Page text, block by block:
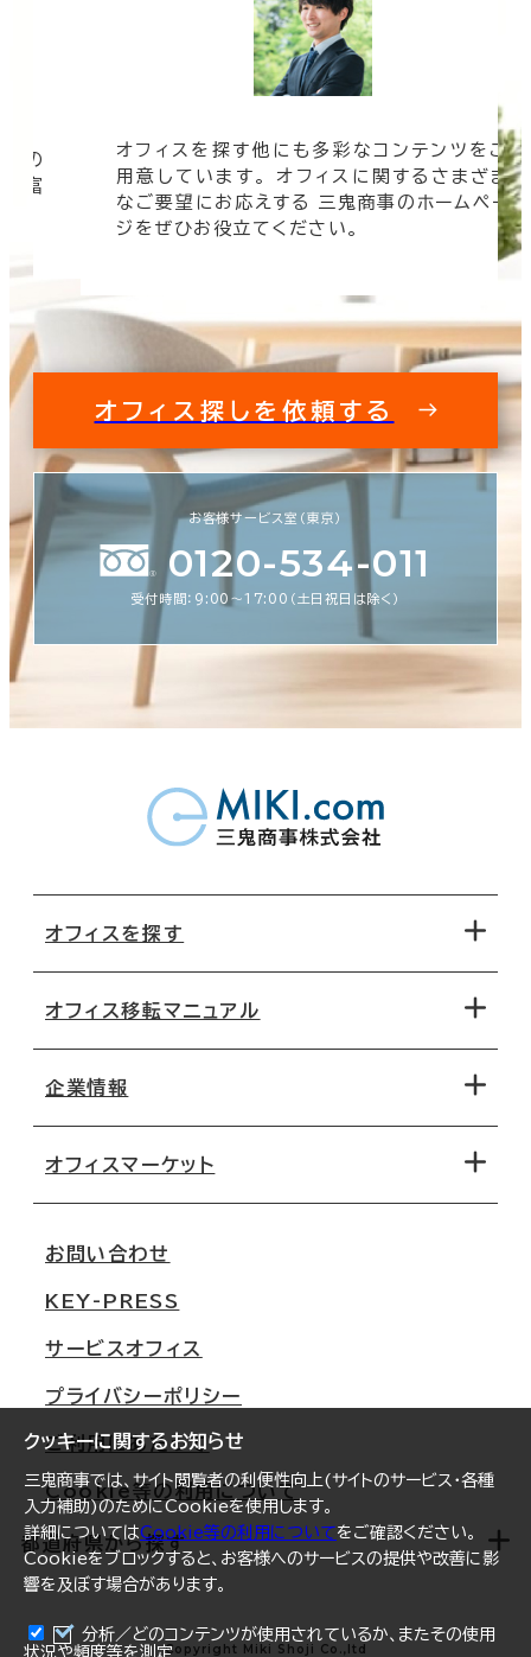
クッキーに関するお知らせ
三鬼商事では、サイト閲覧者の利便性向上(サイトのサービス・各種
入力補助)のためにCookieを使用します。
詳細についてはCookie等の利用についてをご確認ください。
Cookieをブロックすると、お客様へのサービスの提供や改善に影
響を及ぼす場合があります。
分析／どのコンテンツが使用されているか、またその使用
状況や頻度等を測定
の
豊富
オフィスを探す他にも多彩なコンテンツをご
用意しています。 オフィスに関するさまざま
なご要望にお応えする 三鬼商事のホームペー
ジをぜひお役立てください。
オフィス探しを依頼する
お客様サービス室（東京）
0120-534-011
受付時間：9:00〜17:00（土日祝日は除く）
オフィスを探す
地図から探す
路線・駅から探す
オフィス移転マニュアル
移転コストシミュレーション
移転スケジュール
オフィス移転Q&A
企業情報
オフィスマーケット
大阪
名古屋
札幌
仙台
横浜
福岡
オフィスリポート
ログイン
お問い合わせ
KEY-PRESS
サービスオフィス
プライバシーポリシー
ご利用にあたって
Cookie等の利用について
都道府県から探す
北海道 Copyright Miki Shoji Co.,ltd